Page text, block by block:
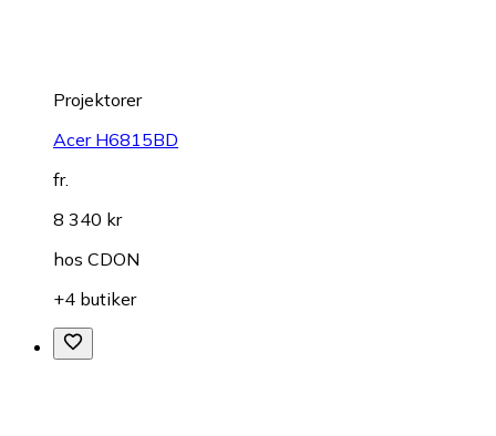
Projektorer
Acer H6815BD
fr.
8 340 kr
hos CDON
+4 butiker